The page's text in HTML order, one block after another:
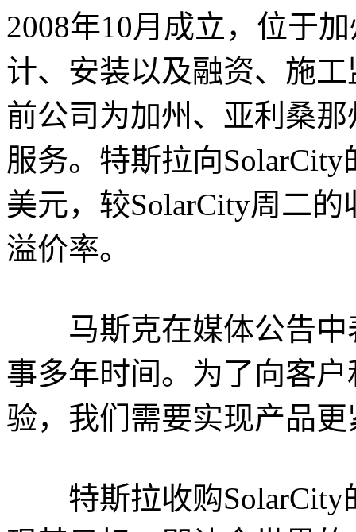
2008年10月成立，位于
计、安装以及融资、施
前公司为加州、亚利桑
服务。特斯拉向SolarCity
美元，较SolarCity周二的
溢价率。
马斯克在媒体公告中
事多年时间。为了向客
验，我们需要实现产品
特斯拉收购SolarCity